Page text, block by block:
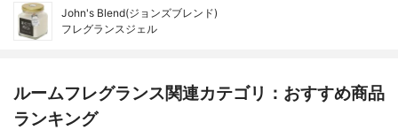
John's Blend(ジョンズブレンド)
フレグランスジェル
ルームフレグランス関連カテゴリ：おすすめ商品
ランキング